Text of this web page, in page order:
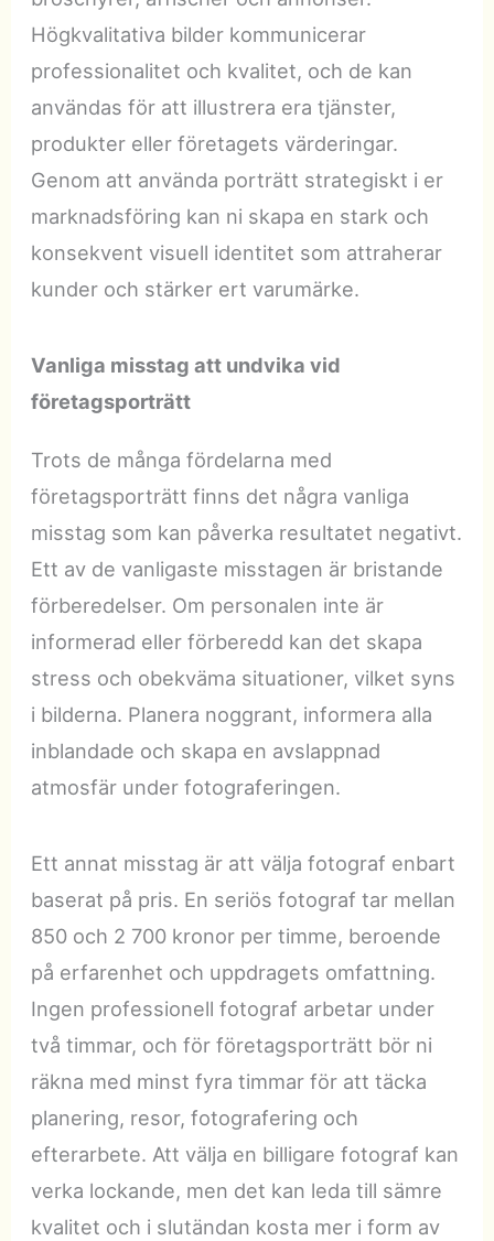
Högkvalitativa bilder kommunicerar
professionalitet och kvalitet, och de kan
användas för att illustrera era tjänster,
produkter eller företagets värderingar.
Genom att använda porträtt strategiskt i er
marknadsföring kan ni skapa en stark och
konsekvent visuell identitet som attraherar
kunder och stärker ert varumärke.
Vanliga misstag att undvika vid
företagsporträtt
Trots de många fördelarna med
företagsporträtt finns det några vanliga
misstag som kan påverka resultatet negativt.
Ett av de vanligaste misstagen är bristande
förberedelser. Om personalen inte är
informerad eller förberedd kan det skapa
stress och obekväma situationer, vilket syns
i bilderna. Planera noggrant, informera alla
inblandade och skapa en avslappnad
atmosfär under fotograferingen.
Ett annat misstag är att välja fotograf enbart
baserat på pris. En seriös fotograf tar mellan
850 och 2 700 kronor per timme, beroende
på erfarenhet och uppdragets omfattning.
Ingen professionell fotograf arbetar under
två timmar, och för företagsporträtt bör ni
räkna med minst fyra timmar för att täcka
planering, resor, fotografering och
efterarbete. Att välja en billigare fotograf kan
verka lockande, men det kan leda till sämre
kvalitet och i slutändan kosta mer i form av